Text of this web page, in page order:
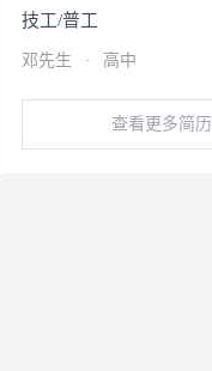
技工/普工
邓先生 · 高中
查看更多简历